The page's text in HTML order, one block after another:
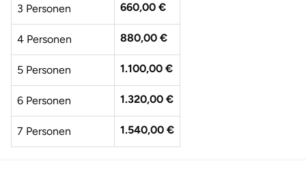
3 Personen 660,00 €
4 Personen 880,00 €
5 Personen 1.100,00 €
6 Personen 1.320,00 €
7 Personen 1.540,00 €